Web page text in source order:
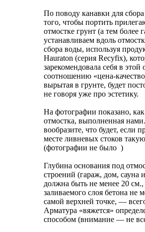
По поводу канавки для
того, чтобы портить
отмостке грунт (а тем более
устанавливаем вдоль
сбора воды, используя
Hauraton (серия Recyfix),
зарекомендовала себя в этой
соотношению «цена-
вырытая в грунте, будет
не говоря уже про эстетику.
На фотографии показано,
отмостка, выполненная
вообразите, что будет, если
месте ливневых стоков
(фотографии не было )
Глубина основания под
строений (гараж, дом, сауна
должна быть не менее 20
заливаемого слоя бетона не
самой верхней точке, —
Арматура «вяжется»
способом (внимание — не